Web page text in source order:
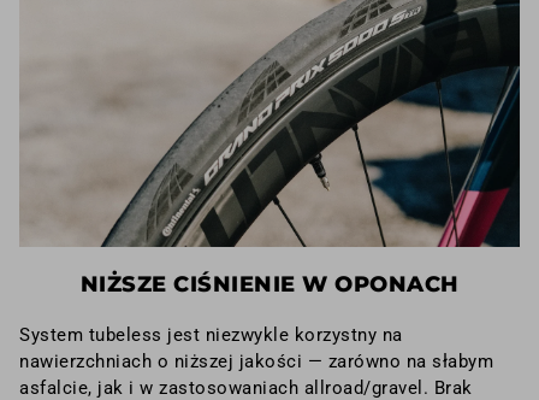
NIŻSZE CIŚNIENIE W OPONACH
System tubeless jest niezwykle korzystny na
nawierzchniach o niższej jakości — zarówno na słabym
asfalcie, jak i w zastosowaniach allroad/gravel. Brak